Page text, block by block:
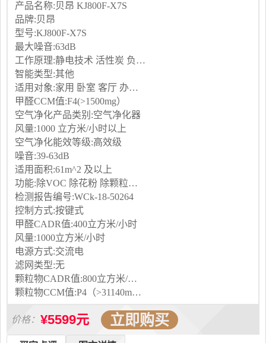
产品名称:贝昂 KJ800F-X7S
品牌:贝昂
型号:KJ800F-X7S
最大噪音:63dB
工作原理:静电技术 活性炭 负离子 臭氧
智能类型:其他
适用对象:家用 卧室 客厅 办公室
甲醛CCM值:F4(>1500mg）
空气净化产品类别:空气净化器
风量:1000 立方米/小时以上
空气净化能效等级:高效级
噪音:39-63dB
适用面积:61m^2 及以上
功能:除VOC 除花粉 除颗粒物 除甲醛 除烟除尘 杀菌 除雾霾 除菌, 负离子 除菌
检测报告编号:WCk-18-50264
控制方式:按键式
甲醛CADR值:400立方米/小时
风量:1000立方米/小时
电源方式:交流电
滤网类型:无
颗粒物CADR值:800立方米/小时
颗粒物CCM值:P4（>31140mg）
价格： ¥5599元 立即购买